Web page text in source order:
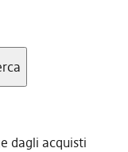
dagli acquisti